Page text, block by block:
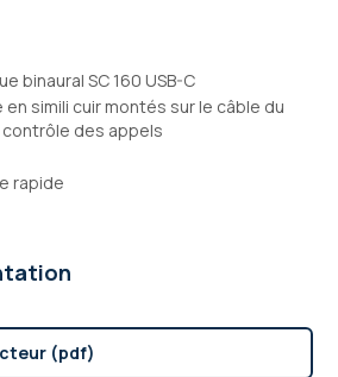
binaural SC 160 USB-C
simili cuir montés sur le câble du
des appels
rapide
(pdf)